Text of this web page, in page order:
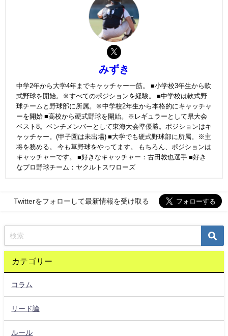
みずき
中学2年から大学4年までキャッチャー一筋。 ■小学校3年生から軟
式野球を開始。※すべてのポジションを経験。 ■中学校は軟式野
球チームと野球部に所属。※中学校2年生から本格的にキャッチャ
ーを開始 ■高校から硬式野球を開始。※レギュラーとして県大会
ベスト8。ベンチメンバーとして東海大会準優勝。ポジションはキ
ャッチャー。(甲子園は未出場) ■大学でも硬式野球部に所属。※主
将を務める。 今も草野球をやってます。 もちろん、ポジションは
キャッチャーです。 ■好きなキャッチャー：古田敦也選手 ■好き
なプロ野球チーム：ヤクルトスワローズ
Twitterをフォローして最新情報を受け取る
カテゴリー
コラム
リード論
ルール